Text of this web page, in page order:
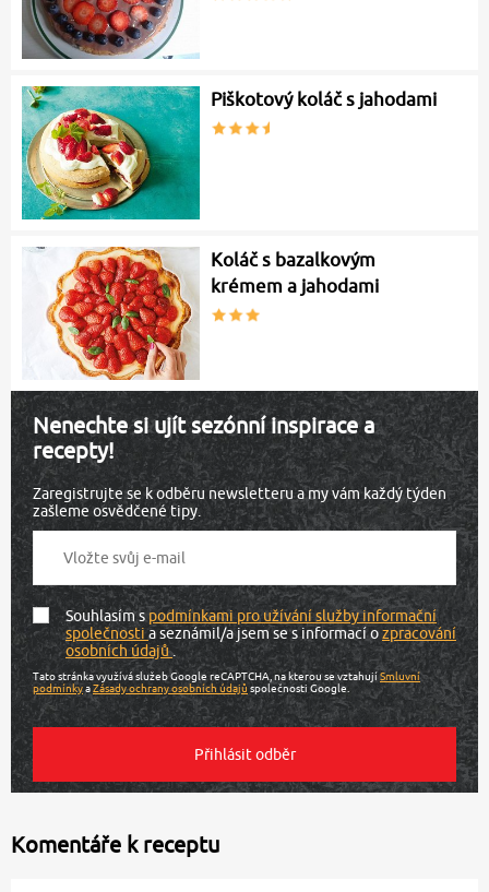
Piškotový koláč s jahodami
Koláč s bazalkovým
krémem a jahodami
Nenechte si ujít sezónní inspirace a
recepty!
Zaregistrujte se k odběru newsletteru a my vám každý týden
zašleme osvědčené tipy.
Souhlasím spodmínkami pro užívání služby informační
společnostia seznámil/a jsem se s informací ozpracování
osobních údajů.
Tato stránka využívá služeb Google reCAPTCHA, na kterou se vztahujíSmluvní
podmínkyaZásady ochrany osobních údajů společnosti Google.
Komentáře k receptu